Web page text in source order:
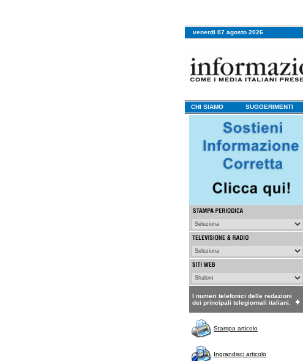
venerdi 07 agosto 2026
CHI SIAMO SUGGERIMENTI
I numeri telefonici delle redazioni
dei principali telegiornali italiani.
Stampa articolo
Ingrandisci articolo